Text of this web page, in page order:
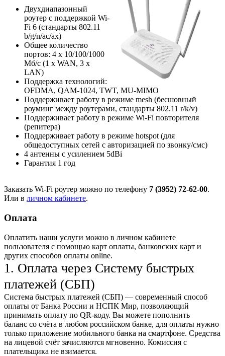
Двухдиапазонный
роутер с поддержкой Wi-
Fi 6 (стандарты 802.11
b/g/n/ac/ax)
Общее количество
портов: 4 х 10/100/1000
Мб/с (1 x WAN, 3 x
LAN)
Поддержка технологий:
OFDMA, QAM-1024, TWT, MU-MIMO
Поддерживает работу в режиме mesh (бесшовный
роуминг между роутерами, стандарты 802.11 r/k/v)
Поддерживает работу в режиме Wi-Fi повторителя
(репитера)
Поддерживает работу в режиме hotspot (для
общедоступных сетей с авторизацией по звонку/смс)
4 антенны с усилением 5dBi
Гарантия 1 год
Заказать Wi-Fi роутер можно по телефону 7 (3952) 72-62-00.
Или в личном кабинете.
Оплата
Оплатить наши услуги можно в личном кабинете
пользователя с помощью карт оплаты, банковских карт и
других способов оплаты online.
1. Оплата через Систему быстрых
платежей (СБП)
Система быстрых платежей (СБП) — современный способ
оплаты от Банка России и НСПК Мир, позволяющий
принимать оплату по QR-коду. Вы можете пополнить
баланс со счёта в любом российском банке, для оплаты нужно
только приложение мобильного банка на смартфоне. Средства
на лицевой счёт зачисляются мгновенно. Комиссия с
плательщика не взимается.